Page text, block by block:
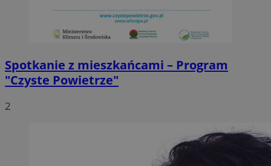
Spotkanie z mieszkańcami – Program
"Czyste Powietrze"
2